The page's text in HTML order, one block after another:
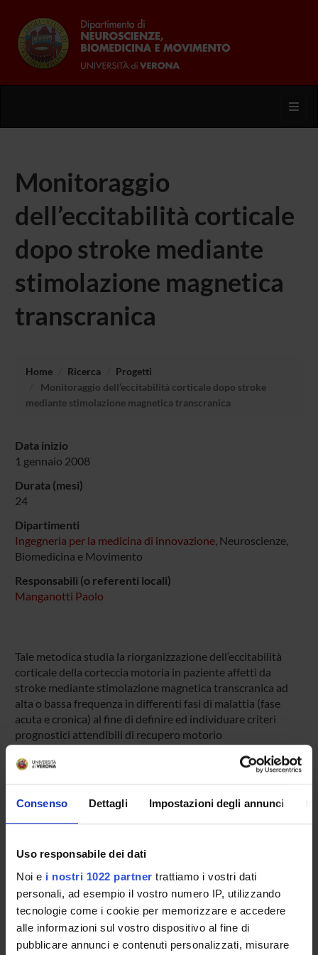
Consenso Dettagli Impostazioni degli annunci
Uso responsabile dei dati
Noi e i nostri 1022 partner trattiamo i vostri dati
personali, ad esempio il vostro numero IP, utilizzando
tecnologie come i cookie per memorizzare e accedere
alle informazioni sul vostro dispositivo al fine di
pubblicare annunci e contenuti personalizzati, misurare
Monitoraggio
dell’eccitabilità corticale
dopo stroke mediante
stimolazione magnetica
transcranica
Home Ricerca
Progetti
Monitoraggio dell’eccitabilità corticale dopo stroke
mediante stimolazione magnetica transcranica
Data inizio
1 gennaio 2008
Durata (mesi)
24
Dipartimenti
Ingegneria per la medicina di innovazione, Neuroscienze,
Biomedicina e Movimento
Responsabili (o referenti locali)
Manganotti Paolo
Tale metodica studia la riorganizzazione dell’eccitabilità
corticale della corteccia motoria in paziente affetti da
stroke mediante stimolazione magnetica transcranica ad
alta o bassa frequenza in differenti fasi di malattia (fase
acuta e cronica) al fine di definire ed individuare criteri
prognostici attendibili di recupero motorio
PARTECIPANTI AL PROGETTO
Mirko Avesani
Emanuela Formaggio
Paolo Manganotti
Silvia Francesca Storti
Professore associato